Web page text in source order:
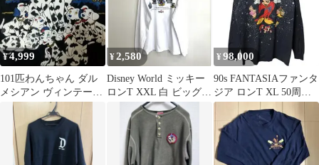
¥4,999
101匹わんちゃん ダル
メシアン ヴィンテージ
長袖Tシャツ
¥2,580
Disney World ミッキー
ロンT XXL 白 ビッグサ
イズ 長袖シャツ
¥ 98,000
90s FANTASIAファンタ
ジア ロンT XL 50周年
長袖 Tシャツ 黒